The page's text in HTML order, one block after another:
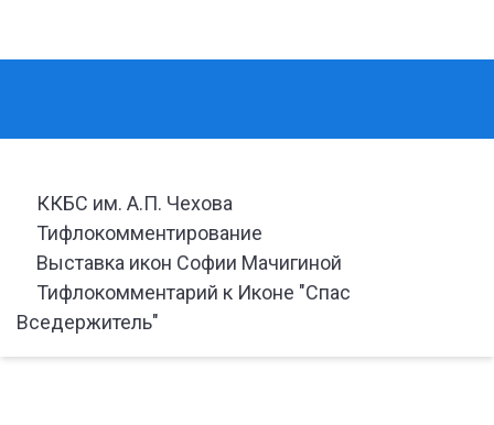
ККБС им. А.П. Чехова
Тифлокомментирование
Выставка икон Софии Мачигиной
Тифлокомментарий к Иконе "Спас
Вседержитель"